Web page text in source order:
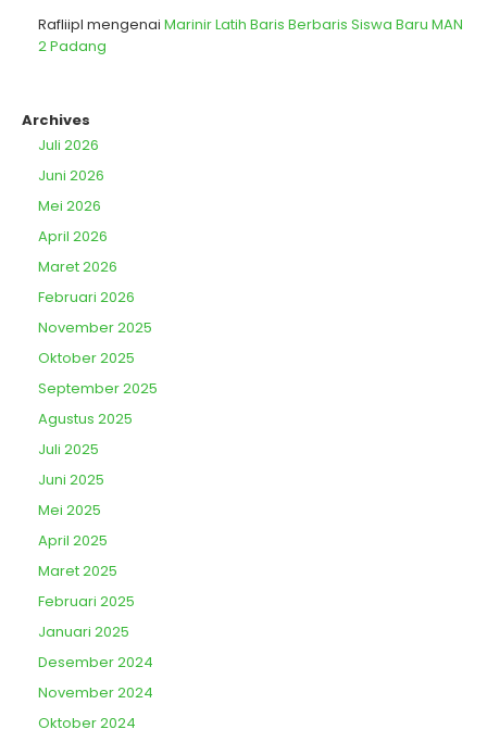
Rafliipl mengenai Marinir Latih Baris Berbaris Siswa Baru MAN
2 Padang
Archives
Juli 2026
Juni 2026
Mei 2026
April 2026
Maret 2026
Februari 2026
November 2025
Oktober 2025
September 2025
Agustus 2025
Juli 2025
Juni 2025
Mei 2025
April 2025
Maret 2025
Februari 2025
Januari 2025
Desember 2024
November 2024
Oktober 2024